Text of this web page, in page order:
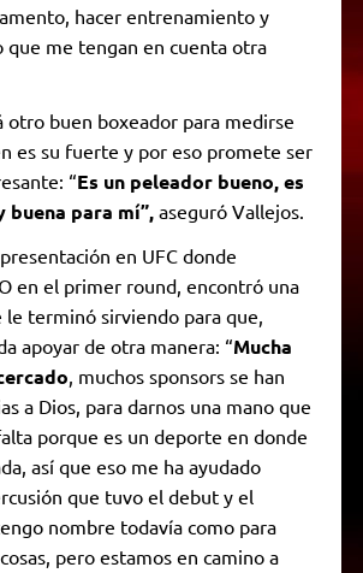
hacer entrenamiento y
que me tengan en cuenta otra
otro buen boxeador para medirse
es su fuerte y por eso promete ser
“Es un peleador bueno, es
buena para mí”,aseguró Vallejos.
en UFC donde
en el primer round, encontró una
le terminó sirviendo para que,
apoyar de otra manera: “Mucha
, muchos sponsors se han
a Dios, para darnos una mano que
porque es un deporte en donde
así que eso me ha ayudado
que tuvo el debut y el
nombre todavía como para
pero estamos en camino a